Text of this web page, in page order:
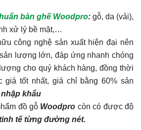
bàn ghế Woodpro: gỗ, da (vải),
xử lý bề mặt,…
công nghệ sản xuất hiện đại nên
lượng lớn, đáp ứng nhanh chóng
cho quý khách hàng, đồng thời
giá tốt nhất, giá chỉ bằng 60% sản
khẩu
đồ gỗ Woodpro còn có được độ
tế từng đường nét.